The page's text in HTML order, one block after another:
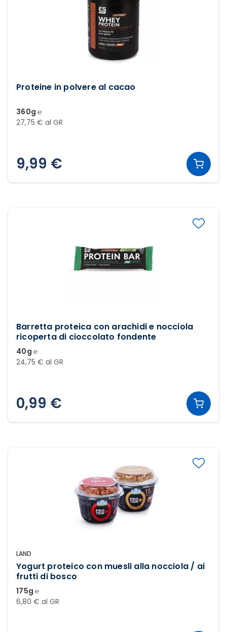
Proteine in polvere al cacao
360g ℮
27,75 € al GR
9,99 €
Barretta proteica con arachidi e nocciola
ricoperta di cioccolato fondente
40g ℮
24,75 € al GR
0,99 €
LAND
Yogurt proteico con muesli alla nocciola / ai
frutti di bosco
175g ℮
6,80 € al GR